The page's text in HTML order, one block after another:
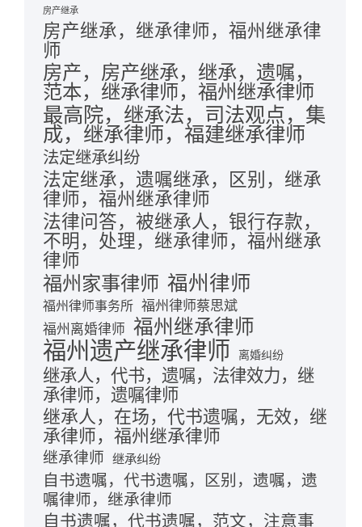
房产继承
房产继承，继承律师，福州继承律
师
房产，房产继承，继承，遗嘱，
范本，继承律师，福州继承律师
最高院，继承法，司法观点，集
成，继承律师，福建继承律师
法定继承纠纷
法定继承，遗嘱继承，区别，继承
律师，福州继承律师
法律问答，被继承人，银行存款，
不明，处理，继承律师，福州继承
律师
福州家事律师 福州律师
福州律师事务所 福州律师蔡思斌
福州离婚律师 福州继承律师
福州遗产继承律师 离婚纠纷
继承人，代书，遗嘱，法律效力，继
承律师，遗嘱律师
继承人，在场，代书遗嘱，无效，继
承律师，福州继承律师
继承律师 继承纠纷
自书遗嘱，代书遗嘱，区别，遗嘱，遗
嘱律师，继承律师
自书遗嘱，代书遗嘱，范文，注意事